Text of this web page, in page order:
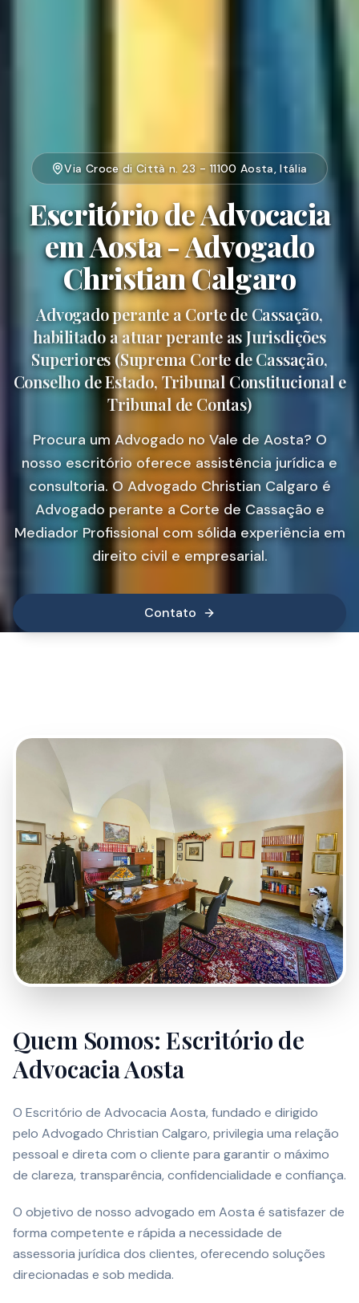
Via Croce di Città n. 23 - 11100 Aosta, Itália
Escritório de Advocacia
em Aosta - Advogado
Christian Calgaro
Advogado perante a Corte de Cassação,
habilitado a atuar perante as Jurisdições
Superiores (Suprema Corte de Cassação,
Conselho de Estado, Tribunal Constitucional e
Tribunal de Contas)
Procura um Advogado no Vale de Aosta? O
nosso escritório oferece assistência jurídica e
consultoria. O Advogado Christian Calgaro é
Advogado perante a Corte de Cassação e
Mediador Profissional com sólida experiência em
direito civil e empresarial.
Contato
Quem Somos: Escritório de
Advocacia Aosta
O Escritório de Advocacia Aosta, fundado e dirigido
pelo Advogado Christian Calgaro, privilegia uma relação
pessoal e direta com o cliente para garantir o máximo
de clareza, transparência, confidencialidade e confiança.
O objetivo de nosso advogado em Aosta é satisfazer de
forma competente e rápida a necessidade de
assessoria jurídica dos clientes, oferecendo soluções
direcionadas e sob medida.